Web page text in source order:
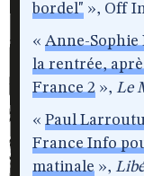
bordel" », Off
« Anne-Sophie
la rentrée,
France 2 », Le
« Paul
France Info
matinale »,